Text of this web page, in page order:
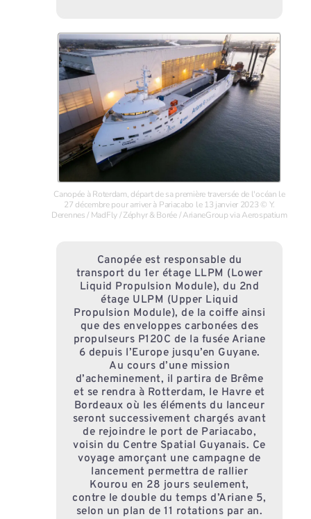
Canopée à Roterdam, départ de sa première traversée de l'océan le
27 décembre pour arriver à Pariacabo le 13 janvier 2023 © Y.
Derennes / MadFly / Zéphyr & Borée / ArianeGroup via Aerospatium
Canopée est responsable du
transport du 1er étage LLPM (Lower
Liquid Propulsion Module), du 2nd
étage ULPM (Upper Liquid
Propulsion Module), de la coiffe ainsi
que des enveloppes carbonées des
propulseurs P120C de la fusée Ariane
6 depuis l’Europe jusqu’en Guyane.
Au cours d’une mission
d’acheminement, il partira de Brême
et se rendra à Rotterdam, le Havre et
Bordeaux où les éléments du lanceur
seront successivement chargés avant
de rejoindre le port de Pariacabo,
voisin du Centre Spatial Guyanais. Ce
voyage amorçant une campagne de
lancement permettra de rallier
Kourou en 28 jours seulement,
contre le double du temps d’Ariane 5,
selon un plan de 11 rotations par an.